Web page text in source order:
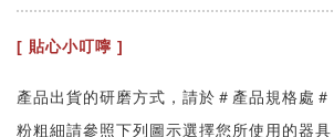
[ 貼心小叮嚀 ]
產品出貨的研磨方式，請於＃產品規格處
粉粗細請參照下列圖示選擇您所使用的器具